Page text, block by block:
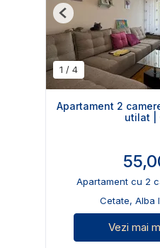
1 / 4
Previous
Apartament 2
utilat |
Apartament cu 2
Cetate, Alba
Vezi mai